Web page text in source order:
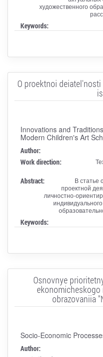
художественного
Keywords:
O proektnoi
Innovations and
Modern Children's Art
Author:
Work direction:
Abstract:
В статье
проектной
личностно-
Keywords:
Osnovnye
obrazovaniia
Socio-Economic
Author: